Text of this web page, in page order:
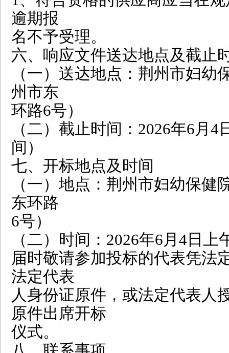
逾期报
名不予受理。
六、响应文件送达地点及截止
（一）送达地点：荆州市妇幼
州市东
环路6号）
（二）截止时间：2026年6月
间）
七、开标地点及时间
（一）地点：荆州市妇幼保健
东环路
6号）
（二）时间：2026年6月4日
届时敬请参加投标的代表凭法
法定代表
人身份证原件，或法定代表人
原件出席开标
仪式。